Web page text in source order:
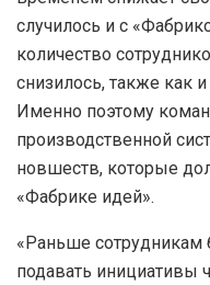
случилось и с
количество
снизилось, также как
Именно поэтому
производственной
новшеств, которые
«Фабрике идей».
«Раньше сотрудникам
подавать инициативы